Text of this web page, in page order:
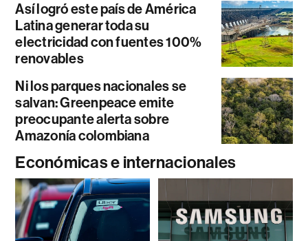
Así logró este país de América
Latina generar toda su
electricidad con fuentes 100%
renovables
Ni los parques nacionales se
salvan: Greenpeace emite
preocupante alerta sobre
Amazonía colombiana
Económicas e internacionales